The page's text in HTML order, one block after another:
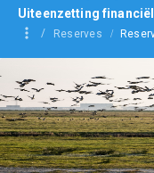
Uiteenzetting
Reserves